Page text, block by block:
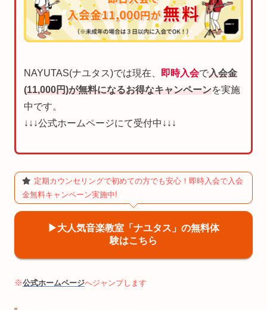
NAYUTAS(ナユタス)では現在、 即時入会で入会金
(11,000円)が無料になるお得なキャンペーンを実施
中です。
↓↓↓公式ホームページにて受付中↓↓↓
定期カウンセリングで初めての方でも安心！即時入会で入会
金無料キャンペーン実施中!
▶︎大人気音楽教室「ナユタス」の無料体
験はこちら
※公式ホームページへジャンプします